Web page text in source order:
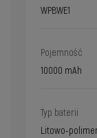
WPBWE1
Pojemność
10000 mAh
Typ baterii
Litowo-